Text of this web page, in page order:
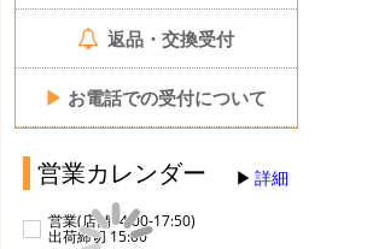
返品・交換受付
▶ お電話での受付について
営業カレンダー 詳細
営業(店舗14:00-17:50)
出荷締切 15:00